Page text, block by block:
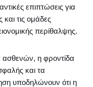
επιπτώσεις για
τις ομάδες
περίθαλψης.
ασθενών, η φροντίδα
και τα
υποδηλώνουν ότι η